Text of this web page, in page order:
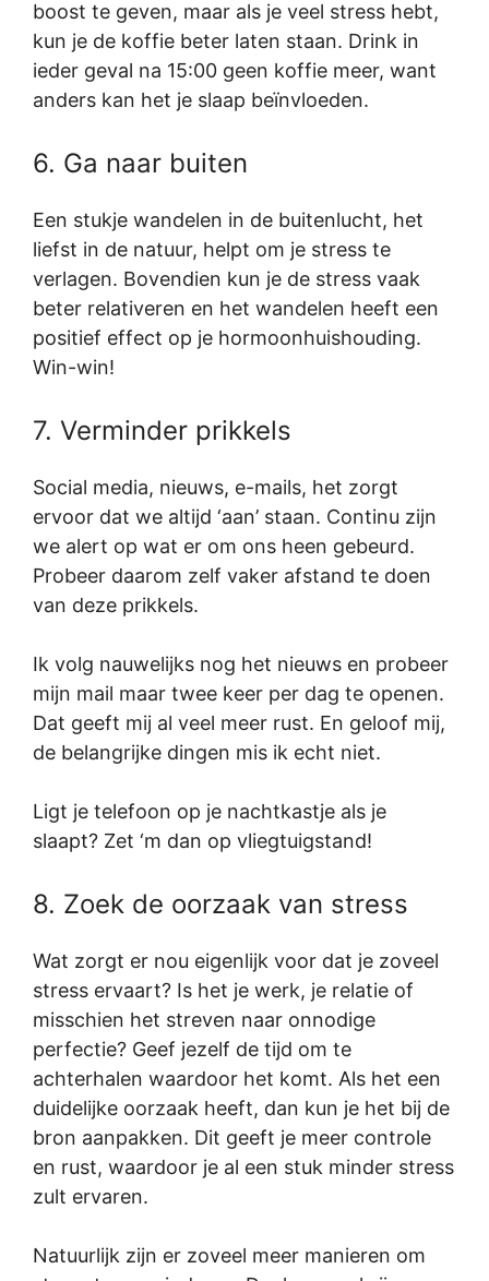
boost te geven, maar als je veel stress hebt,
kun je de koffie beter laten staan. Drink in
ieder geval na 15:00 geen koffie meer, want
anders kan het je slaap beïnvloeden.
6. Ga naar buiten
Een stukje wandelen in de buitenlucht, het
liefst in de natuur, helpt om je stress te
verlagen. Bovendien kun je de stress vaak
beter relativeren en het wandelen heeft een
positief effect op je hormoonhuishouding.
Win-win!
7. Verminder prikkels
Social media, nieuws, e-mails, het zorgt
ervoor dat we altijd ‘aan’ staan. Continu zijn
we alert op wat er om ons heen gebeurd.
Probeer daarom zelf vaker afstand te doen
van deze prikkels.
Ik volg nauwelijks nog het nieuws en probeer
mijn mail maar twee keer per dag te openen.
Dat geeft mij al veel meer rust. En geloof mij,
de belangrijke dingen mis ik echt niet.
Ligt je telefoon op je nachtkastje als je
slaapt? Zet ‘m dan op vliegtuigstand!
8. Zoek de oorzaak van stress
Wat zorgt er nou eigenlijk voor dat je zoveel
stress ervaart? Is het je werk, je relatie of
misschien het streven naar onnodige
perfectie? Geef jezelf de tijd om te
achterhalen waardoor het komt. Als het een
duidelijke oorzaak heeft, dan kun je het bij de
bron aanpakken. Dit geeft je meer controle
en rust, waardoor je al een stuk minder stress
zult ervaren.
Natuurlijk zijn er zoveel meer manieren om